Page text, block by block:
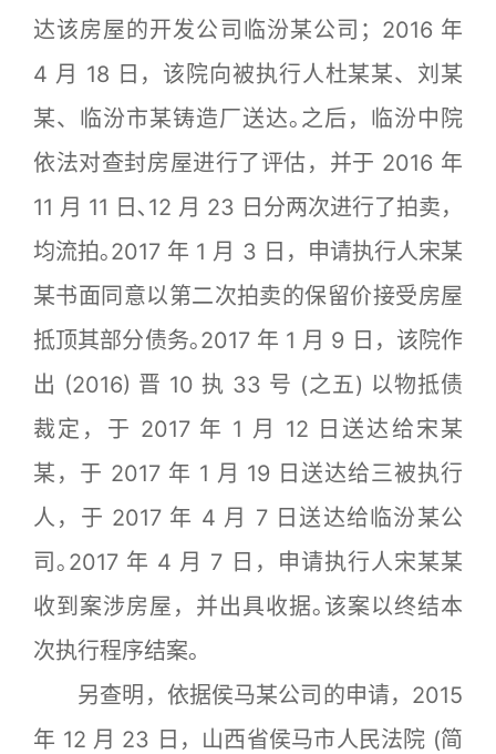
达该房屋的开发公司临汾某公司；2016 年
4 月 18 日，该院向被执行人杜某某、刘某
某、临汾市某铸造厂送达｡之后，临汾中院
依法对查封房屋进行了评估，并于 2016 年
11 月 11 日､12 月 23 日分两次进行了拍卖，
均流拍｡2017 年 1 月 3 日，申请执行人宋某
某书面同意以第二次拍卖的保留价接受房屋
抵顶其部分债务｡2017 年 1 月 9 日，该院作
出 (2016) 晋 10 执 33 号 (之五) 以物抵债
裁定，于 2017 年 1 月 12 日送达给宋某
某，于 2017 年 1 月 19 日送达给三被执行
人，于 2017 年 4 月 7 日送达给临汾某公
司｡2017 年 4 月 7 日，申请执行人宋某某
收到案涉房屋，并出具收据｡该案以终结本
次执行程序结案｡
另查明，依据侯马某公司的申请，2015
年 12 月 23 日，山西省侯马市人民法院 (简